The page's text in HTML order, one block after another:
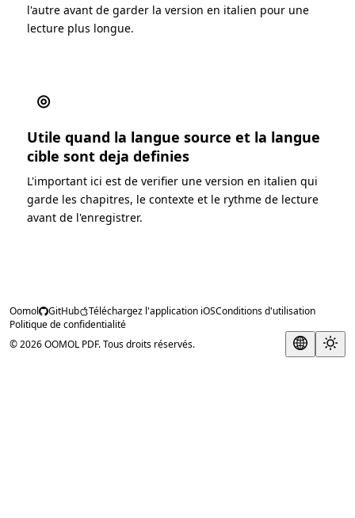
l'autre avant de garder la version en italien pour une
lecture plus longue.
◎
Utile quand la langue source et la langue
cible sont deja definies
L'important ici est de verifier une version en italien qui
garde les chapitres, le contexte et le rythme de lecture
avant de l'enregistrer.
Oomol GitHub Téléchargez l'application iOSConditions d'utilisation
Politique de confidentialité
© 2026 OOMOL PDF. Tous droits réservés.